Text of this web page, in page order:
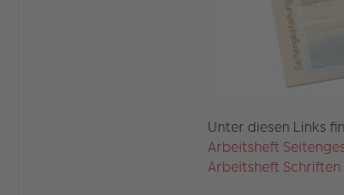
Unter diesen Links
Arbeitsheft
Arbeitsheft Schriften